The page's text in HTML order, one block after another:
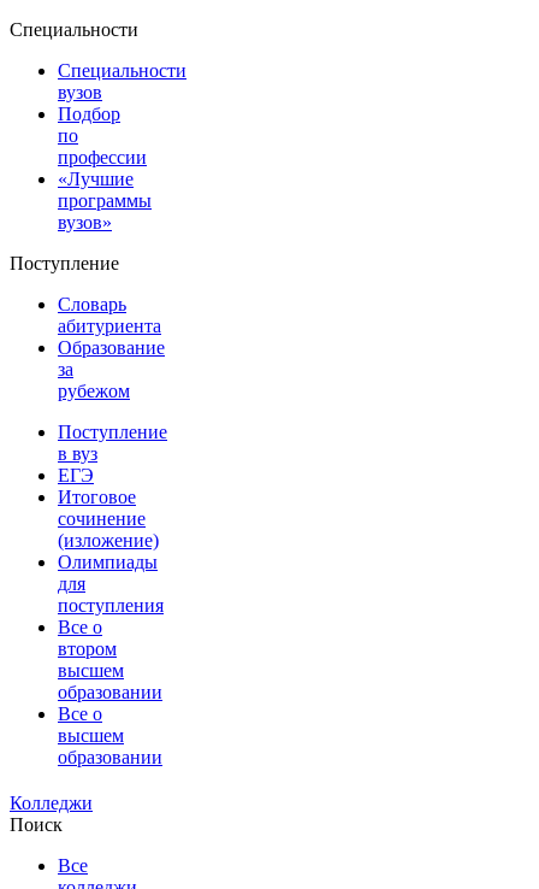
Специальности
Специальности
вузов
Подбор
по
профессии
«Лучшие
программы
вузов»
Поступление
Словарь
абитуриента
Образование
за
рубежом
Поступление
в вуз
ЕГЭ
Итоговое
сочинение
(изложение)
Олимпиады
для
поступления
Все о
втором
высшем
образовании
Все о
высшем
образовании
Колледжи
Поиск
Все